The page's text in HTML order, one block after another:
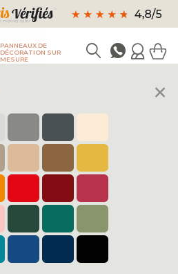
PANNEAUX DE
DÉCORATION SUR
MESURE
×